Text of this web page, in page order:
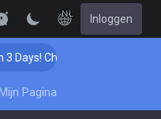
NL Inloggen
Days! Challenger Coaching
Pagina